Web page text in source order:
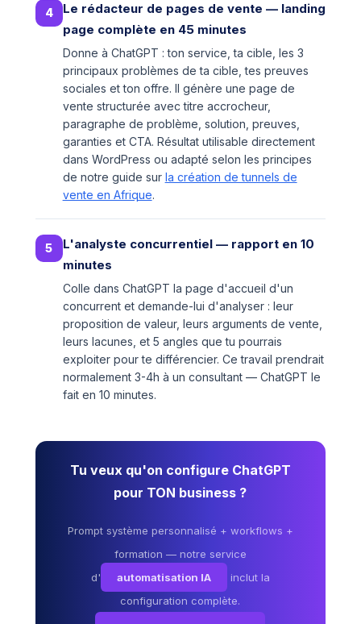
4
Le rédacteur de pages de vente — landing
page complète en 45 minutes
Donne à ChatGPT : ton service, ta cible, les 3
principaux problèmes de ta cible, tes preuves
sociales et ton offre. Il génère une page de
vente structurée avec titre accrocheur,
paragraphe de problème, solution, preuves,
garanties et CTA. Résultat utilisable directement
dans WordPress ou adapté selon les principes
de notre guide sur la création de tunnels de
vente en Afrique.
5
L'analyste concurrentiel — rapport en 10
minutes
Colle dans ChatGPT la page d'accueil d'un
concurrent et demande-lui d'analyser : leur
proposition de valeur, leurs arguments de vente,
leurs lacunes, et 5 angles que tu pourrais
exploiter pour te différencier. Ce travail prendrait
normalement 3-4h à un consultant — ChatGPT le
fait en 10 minutes.
Tu veux qu'on configure ChatGPT
pour TON business ?
Prompt système personnalisé + workflows +
formation — notre service
d'
automatisation IA
inclut la
configuration complète.